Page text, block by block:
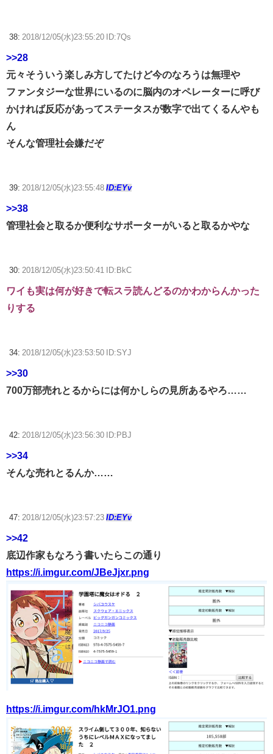
38: 2018/12/05(水)23:55:20 ID:7Qs
>>28
元々そういう楽しみ方してたけど今のなろうは無理や
ファンタジーな世界にいるのに脳内のオペレーターに呼び
かければ反応があってステータスが数字で出てくるんやも
ん
そんな管理社会嫌だぞ
39: 2018/12/05(水)23:55:48 ID:EYv
>>38
管理社会と取るか便利なサポーターがいると取るかやな
30: 2018/12/05(水)23:50:41 ID:BkC
ワイも実は何が好きで転スラ読んどるのかわからんかった
りする
34: 2018/12/05(水)23:53:50 ID:SYJ
>>30
700万部売れとるからには何かしらの見所あるやろ……
42: 2018/12/05(水)23:56:30 ID:PBJ
>>34
そんな売れとるんか……
47: 2018/12/05(水)23:57:23 ID:EYv
>>42
底辺作家もなろう書いたらこの通り
https://i.imgur.com/JBeJjxr.png
https://i.imgur.com/hkMrJO1.png